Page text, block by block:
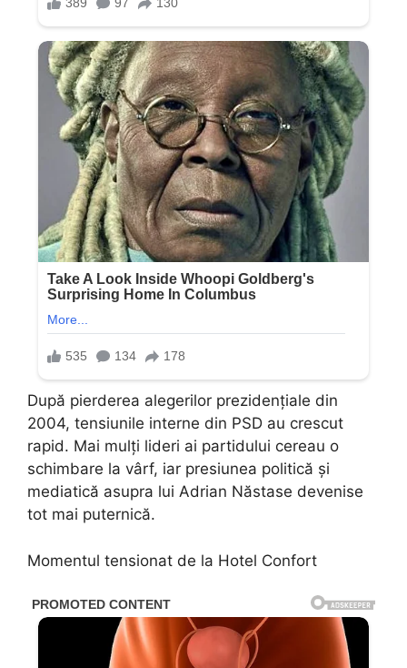
După pierderea alegerilor prezidențiale din
2004, tensiunile interne din PSD au crescut
rapid. Mai mulți lideri ai partidului cereau o
schimbare la vârf, iar presiunea politică și
mediatică asupra lui Adrian Năstase devenise
tot mai puternică.
Momentul tensionat de la Hotel Confort